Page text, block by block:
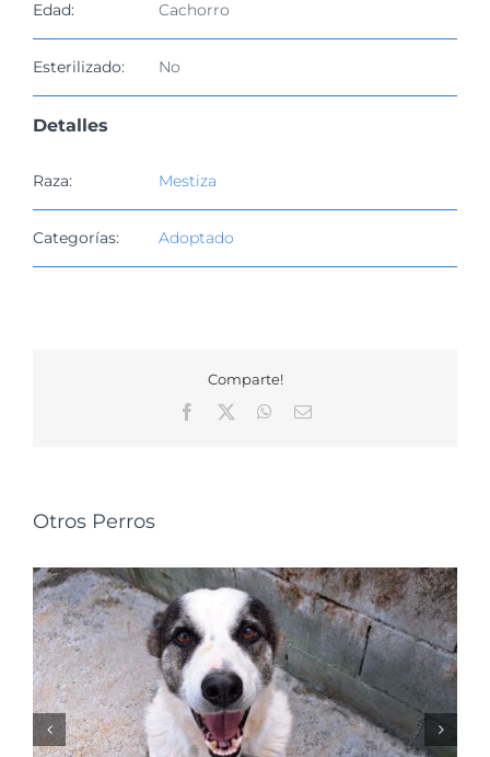
Edad: Cachorro
Esterilizado: No
Detalles
Raza: Mestiza
Categorías: Adoptado
Comparte!
Facebook
WhatsApp
Correo
Otros Perros
NALA